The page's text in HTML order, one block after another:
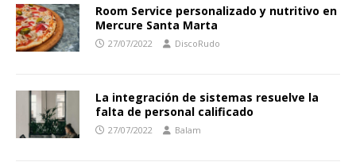
Room Service personalizado y nutritivo en
Mercure Santa Marta
27/07/2022 DiscoRudo
La integración de sistemas resuelve la
falta de personal calificado
27/07/2022 Balam